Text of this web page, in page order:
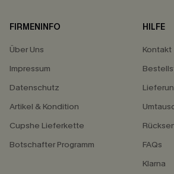
FIRMENINFO
Über Uns
Impressum
Datenschutz
Artikel & Kondition
Cupshe Lieferkette
Botschafter Programm
HILFE
Kontakt
FAQs
Klarna